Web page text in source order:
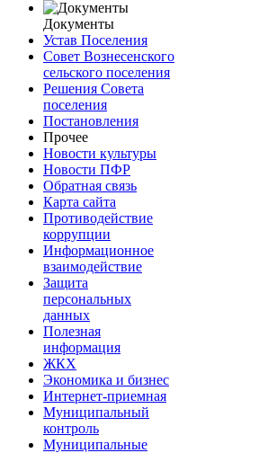
Документы
Устав Поселения
Совет Вознесенского
сельского поселения
Решения Совета
поселения
Постановления
Прочее
Новости культуры
Новости ПФР
Обратная связь
Карта сайта
Противодействие
коррупции
Информационное
взаимодействие
Защита
персональных
данных
Полезная
информация
ЖКХ
Экономика и бизнес
Интернет-приемная
Муниципальный
контроль
Муниципальные